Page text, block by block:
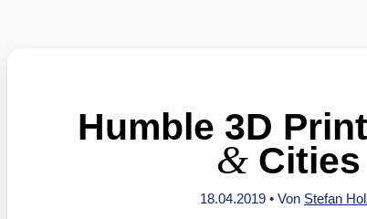
Humble 3D
&Cities
18.04.2019 • Von Stefan